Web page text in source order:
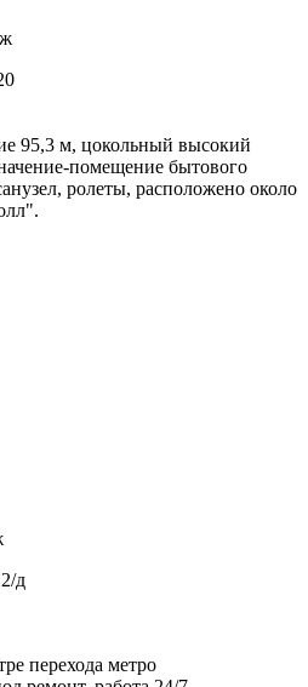
95,3 м, цокольный высокий
помещение бытового
ролеты, расположено около
д
перехода метро